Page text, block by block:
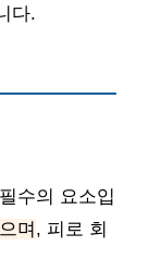
다.
수의 요소입
며 , 피로 회